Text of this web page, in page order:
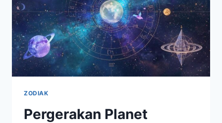
ZODIAK
Pergerakan Planet